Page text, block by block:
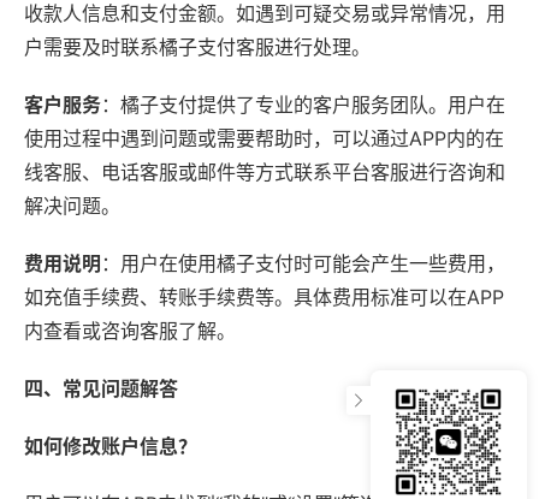
收款人信息和支付金额。如遇到可疑交易或异常情况，用
户需要及时联系橘子支付客服进行处理。
客户服务：橘子支付提供了专业的客户服务团队。用户在
使用过程中遇到问题或需要帮助时，可以通过APP内的在
线客服、电话客服或邮件等方式联系平台客服进行咨询和
解决问题。
费用说明 ：用户在使用橘子支付时可能会产生一些费用，
如充值手续费、转账手续费等。具体费用标准可以在APP
内查看或咨询客服了解。
四、常见问题解答
如何修改账户信息？